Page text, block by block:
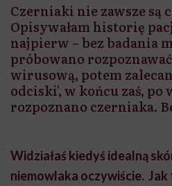
Czerniaki nie zawsze są
Opisywałam historię
najpierw – bez badania
próbowano
wirusową, potem
odciski', w końcu zaś, po
rozpoznano czerniaka.
Widziałaś kiedyś idealną
niemowlaka oczywiście.